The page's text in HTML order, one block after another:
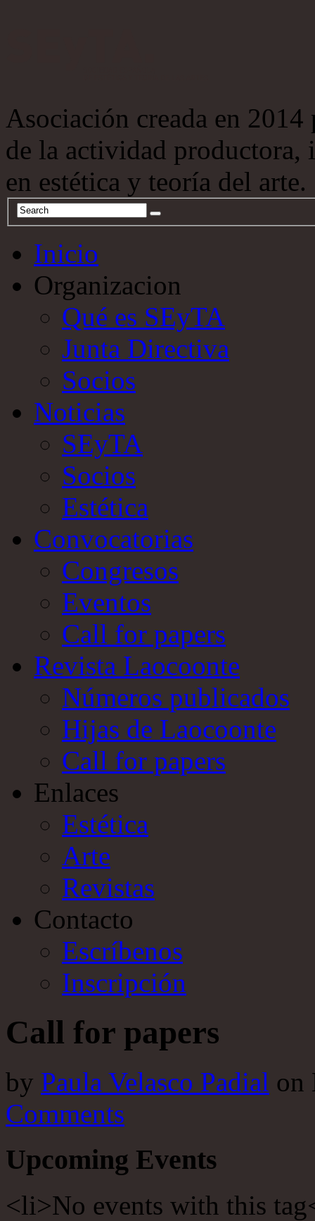
Asociación creada en
de la actividad productora,
en estética y teoría del arte.
Inicio
Organizacion
Qué es SEyTA
Junta Directiva
Socios
Noticias
SEyTA
Socios
Estética
Convocatorias
Congresos
Eventos
Call for papers
Revista Laocoonte
Números publicados
Hijas de Laocoonte
Call for papers
Enlaces
Estética
Arte
Revistas
Contacto
Escríbenos
Inscripción
Call for papers
by Paula Velasco Padial on
Comments
Upcoming Events
<li>No events with this